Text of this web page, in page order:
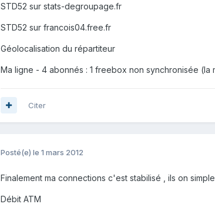
STD52 sur stats-degroupage.fr
STD52 sur francois04.free.fr
Géolocalisation du répartiteur
Ma ligne - 4 abonnés : 1 freebox non synchronisée
Citer
Posté(e) le 1 mars 2012
Finalement ma connections c'est stabilisé , ils on
Débit ATM